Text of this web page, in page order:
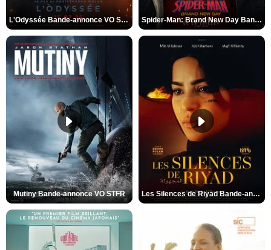
L'Odyssée Bande-annonce VO STFR Spider-Man: Brand New Day Bande-annonce VO STFR
Mutiny Bande-annonce VO STFR Les Silences de Riyad Bande-annonce VO STFR